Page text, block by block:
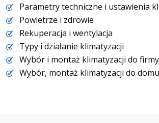
Parametry techniczne i ustawienia
Powietrze i zdrowie
Rekuperacja i wentylacja
Typy i działanie klimatyzacji
Wybór i montaż klimatyzacji do firmy
Wybór, montaż klimatyzacji do